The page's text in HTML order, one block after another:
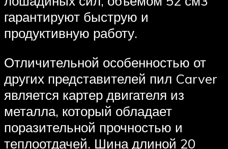
гарантируют быструю и
продуктивную работу.
Отличительной особенностью от
других представителей пил Carver
является картер двигателя из
металла, который обладает
поразительной прочностью и
теплоотдачей. Шина длиной 20